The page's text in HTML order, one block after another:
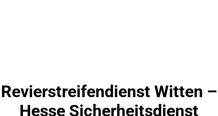
Revierstreifendienst Witten –
Hesse Sicherheitsdienst